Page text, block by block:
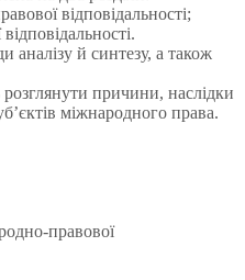
відповідальності;
аналізу й синтезу, а також
причини, наслідки
міжнародного права.
правової